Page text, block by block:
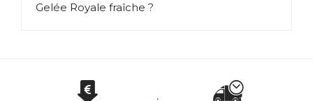
Gelée Royale fraîche ?